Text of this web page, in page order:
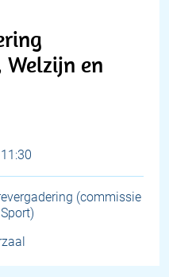
Welzijn en
11:30
(commissie